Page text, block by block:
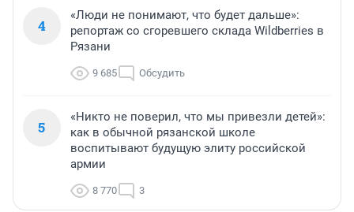
4
«Люди не понимают, что будет дальше»:
репортаж со сгоревшего склада Wildberries в
Рязани
9 685 Обсудить
5
«Никто не поверил, что мы привезли детей»:
как в обычной рязанской школе
воспитывают будущую элиту российской
армии
8 770 3